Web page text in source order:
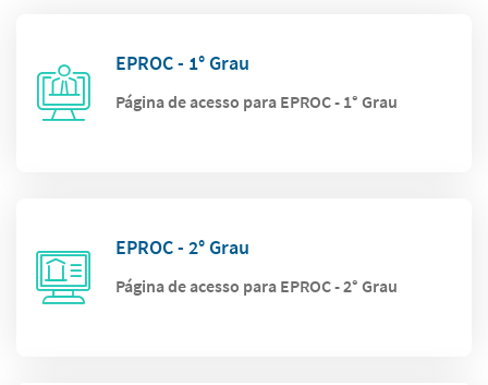
EPROC - 1° Grau
Página de acesso para EPROC - 1° Grau
EPROC - 2° Grau
Página de acesso para EPROC - 2° Grau